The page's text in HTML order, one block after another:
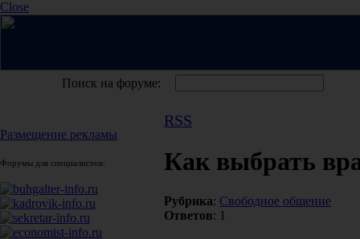
Close
Поиск на форуме:
Размещение рекламы
Форумы для специалистов:
RSS
Как выбрать
Рубрика: Свободное общение
Ответов: 1